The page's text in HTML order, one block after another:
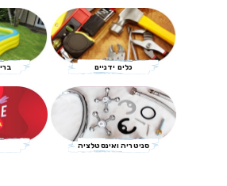
סניטריה ואינסטלציה
כלים ידניים